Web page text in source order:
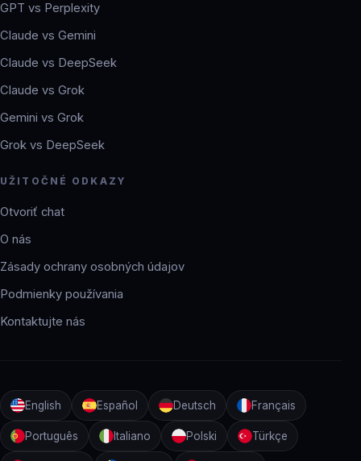
GPT vs Perplexity
Claude vs Gemini
Claude vs DeepSeek
Claude vs Grok
Gemini vs Grok
Grok vs DeepSeek
UŽITOČNÉ ODKAZY
Otvoriť chat
O nás
Zásady ochrany osobných údajov
Podmienky používania
Kontaktujte nás
English Español Deutsch Français
Português Italiano Polski Türkçe